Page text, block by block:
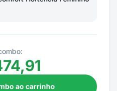
ao carrinho